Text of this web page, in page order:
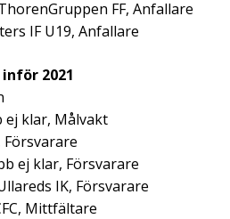
FF, Anfallare
IF U19, Anfallare
2021
ej klar, Målvakt
ej klar, Försvarare
IK, Försvarare
Mittfältare